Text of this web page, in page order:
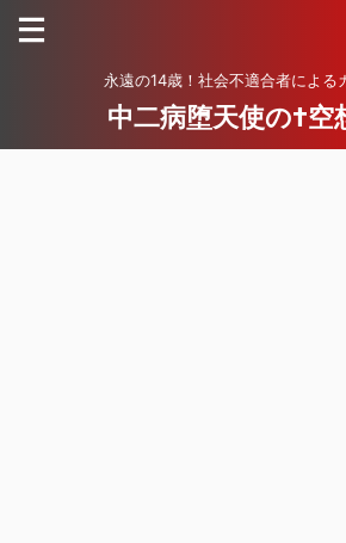
永遠の14歳！社会不適合者による
中二病堕天使の†空